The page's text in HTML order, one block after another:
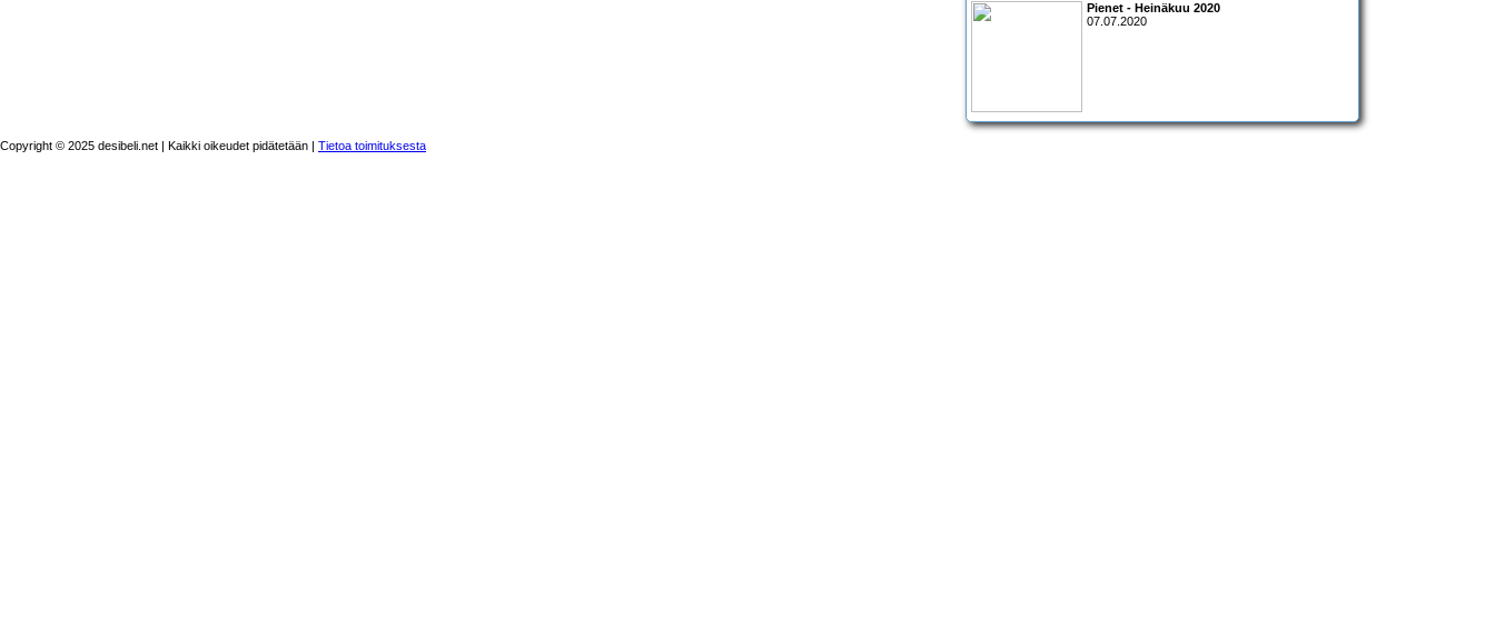
Pienet - Heinäkuu 2020
07.07.2020
Copyright © 2025 desibeli.net | Kaikki oikeudet pidätetään | Tietoa toimituksesta